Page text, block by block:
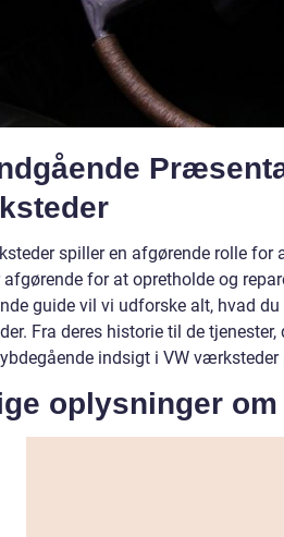
spiller en afgørende rolle for
afgørende for at opretholde og
guide vil vi udforske alt, hvad
Fra deres historie til de
indsigt i VW værksteder
oplysninger